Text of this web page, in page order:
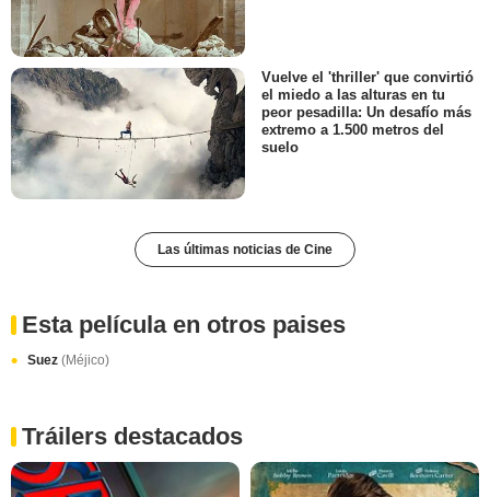
Vuelve el 'thriller' que convirtió
el miedo a las alturas en tu
peor pesadilla: Un desafío más
extremo a 1.500 metros del
suelo
Las últimas noticias de Cine
Esta película en otros paises
Suez (Méjico)
Tráilers destacados